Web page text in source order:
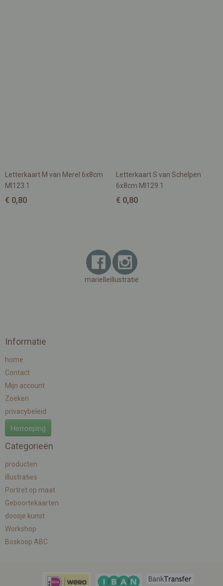
Letterkaart M van Merel 6x8cm
MI123.1
€ 0,80
Letterkaart S van Schelpen
6x8cm MI129.1
€ 0,80
marielleillustratie
Informatie
home
Contact
Mijn account
Zoeken
privacybeleid
Herroeping
Categorieën
producten
illustraties
Portret op maat
Geboortekaarten
doosje kunst
Workshop
Boskoop ABC